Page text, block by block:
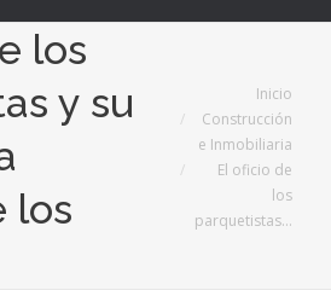
los
y su
los
Inicio
Construcción
e Inmobiliaria
El oficio de
los
parquetistas…